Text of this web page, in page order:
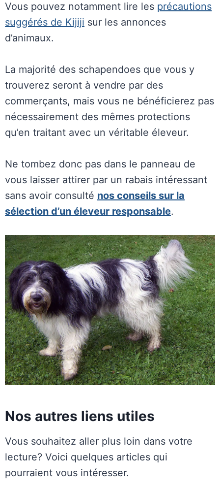
Vous pouvez notamment lire les précautions
suggérés de Kijiji sur les annonces
d’animaux.
La majorité des schapendoes que vous y
trouverez seront à vendre par des
commerçants, mais vous ne bénéficierez pas
nécessairement des mêmes protections
qu’en traitant avec un véritable éleveur.
Ne tombez donc pas dans le panneau de
vous laisser attirer par un rabais intéressant
sans avoir consulté nos conseils sur la
sélection d’un éleveur responsable.
Nos autres liens utiles
Vous souhaitez aller plus loin dans votre
lecture? Voici quelques articles qui
pourraient vous intéresser.